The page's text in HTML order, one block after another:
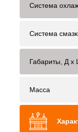
Система
Система
Габариты, Д x
Масса